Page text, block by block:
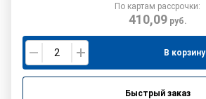
По картам рассрочки:
410,09руб.
В корзину
Быстрый заказ